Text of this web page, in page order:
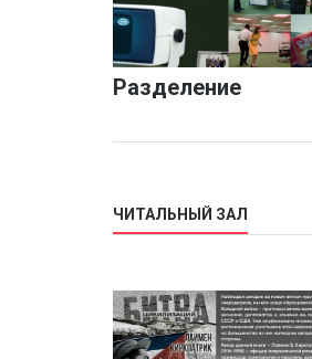
Разделение
ЧИТАЛЬНЫЙ ЗАЛ